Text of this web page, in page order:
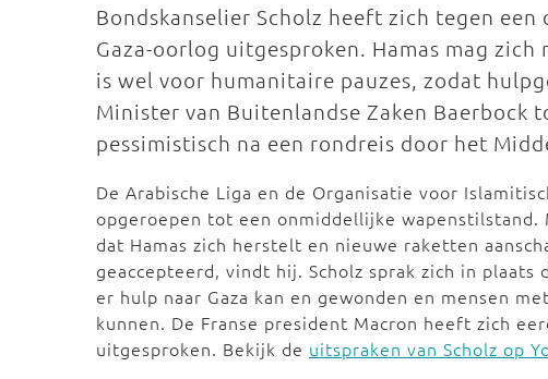
Bondskanselier Scholz heeft zich tegen
Gaza-oorlog uitgesproken. Hamas mag
is wel voor humanitaire pauzes, zodat
Minister van Buitenlandse Zaken Baerbock
pessimistisch na een rondreis door het
De Arabische Liga en de Organisatie voor
opgeroepen tot een onmiddellijke
dat Hamas zich herstelt en nieuwe raketten
geaccepteerd, vindt hij. Scholz sprak zich in
er hulp naar Gaza kan en gewonden en mensen
kunnen. De Franse president Macron heeft zich
uitgesproken. Bekijk de uitspraken van Scholz op